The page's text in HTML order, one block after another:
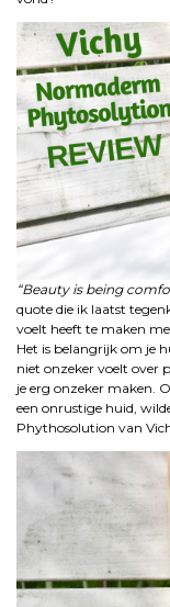
“Beauty is being
quote die ik laatst
voelt heeft te maken
Het is belangrijk om je
niet onzeker voelt over
je erg onzeker maken.
een onrustige huid,
Phythosolution van